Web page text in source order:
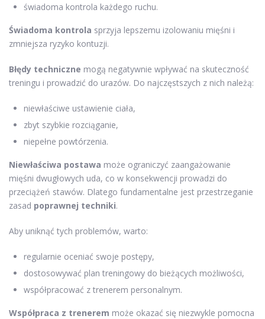
świadoma kontrola każdego ruchu.
Świadoma kontrola sprzyja lepszemu izolowaniu mięśni i
zmniejsza ryzyko kontuzji.
Błędy techniczne mogą negatywnie wpływać na skuteczność
treningu i prowadzić do urazów. Do najczęstszych z nich należą:
niewłaściwe ustawienie ciała,
zbyt szybkie rozciąganie,
niepełne powtórzenia.
Niewłaściwa postawa może ograniczyć zaangażowanie
mięśni dwugłowych uda, co w konsekwencji prowadzi do
przeciążeń stawów. Dlatego fundamentalne jest przestrzeganie
zasad poprawnej techniki.
Aby uniknąć tych problemów, warto:
regularnie oceniać swoje postępy,
dostosowywać plan treningowy do bieżących możliwości,
współpracować z trenerem personalnym.
Współpraca z trenerem może okazać się niezwykle pomocna